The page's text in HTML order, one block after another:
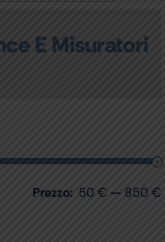
E Misuratori
Prezzo: 50 € — 850 €